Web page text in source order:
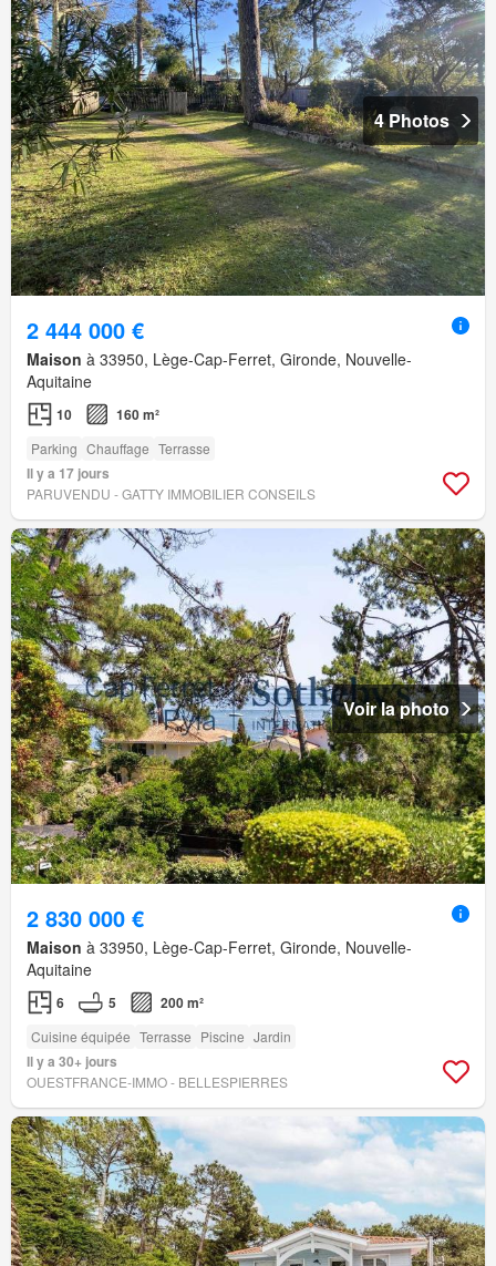
4 Photos
2 444 000 €
Maison à 33950, Lège-Cap-Ferret, Gironde, Nouvelle-
Aquitaine
10 160 m²
Parking Chauffage Terrasse
Il y a 17 jours
PARUVENDU - GATTY IMMOBILIER CONSEILS
Voir la photo
2 830 000 €
Maison à 33950, Lège-Cap-Ferret, Gironde, Nouvelle-
Aquitaine
6 5 200 m²
Cuisine équipée Terrasse Piscine Jardin
Il y a 30+ jours
OUESTFRANCE-IMMO - BELLESPIERRES